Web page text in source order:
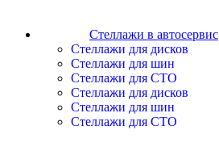
Стеллажи в автосервис
Cтеллажи для дисков
Cтеллажи для шин
Cтеллажи для СТО
Cтеллажи для дисков
Cтеллажи для шин
Cтеллажи для СТО